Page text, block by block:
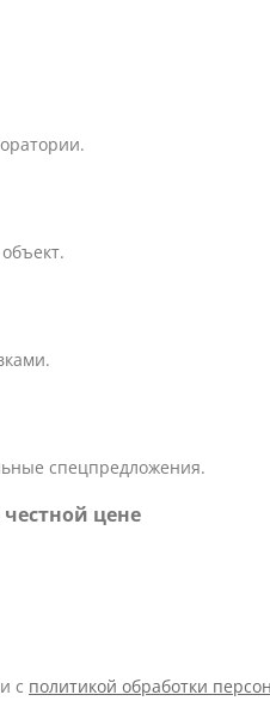
спецпредложения.
цене
с политикой обработки